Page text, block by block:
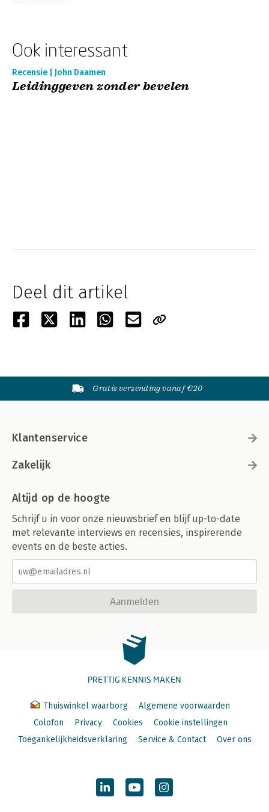
Ook interessant
Recensie | John Daamen
Leidinggeven zonder bevelen
Deel dit artikel
Gratis verzending vanaf €20
Klantenservice
Zakelijk
Altijd op de hoogte
Schrijf u in voor onze nieuwsbrief en blijf up-to-date
met relevante interviews en recensies, inspirerende
events en de beste acties.
Aanmelden
PRETTIG KENNIS MAKEN
Thuiswinkel waarborg
Algemene voorwaarden
Colofon
Privacy Cookies
Cookie instellingen
Toegankelijkheidsverklaring
Service & Contact Over ons